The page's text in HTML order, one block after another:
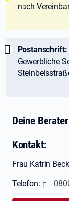
nach
Wichtig:
Postanschrift:
Gewerbliche
Deine
Kontakt:
Frau Katrin
Telefon: